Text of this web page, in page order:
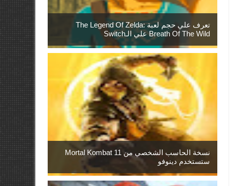
تعرف علي حجم لعبة The Legend Of Zelda:
Breath Of The Wild علي الـSwitch
نسخة الحاسب الشخصي من Mortal Kombat 11
ستستخدم دينوفو